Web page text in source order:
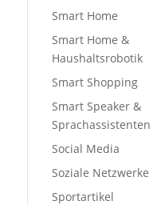
Smart Home
Smart Home &
Haushaltsrobotik
Smart Shopping
Smart Speaker &
Sprachassistenten
Social Media
Soziale Netzwerke
Sportartikel